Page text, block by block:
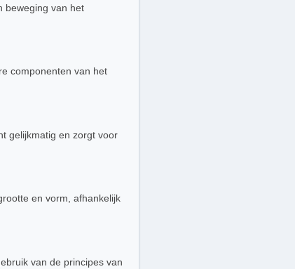
beweging van het
componenten van het
gelijkmatig en zorgt voor
en vorm, afhankelijk
van de principes van